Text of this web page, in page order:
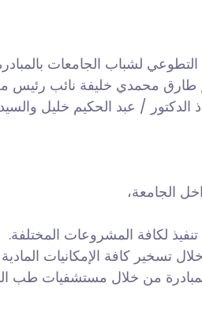
لشباب الجامعات
/ طارق محمدي خليفة نائب رئيس
/ عبد الحكيم خليل والسيد
الجامعة،
لكافة المشروعات المختلفة.
تسخير كافة الإمكانيات
من خلال مستشفيات طب